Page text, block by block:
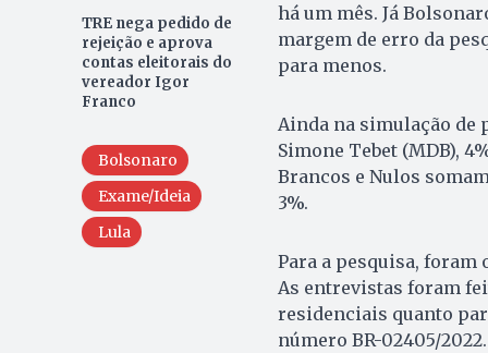
TRE nega pedido de
rejeição e aprova
contas eleitorais do
vereador Igor
Franco
Bolsonaro
Exame/Ideia
Lula
há um mês. Já
margem de erro da
para menos.
Ainda na simulação de
Simone Tebet (MDB),
Brancos e Nulos
3%.
Para a pesquisa, foram
As entrevistas foram
residenciais quanto
número BR-02405/